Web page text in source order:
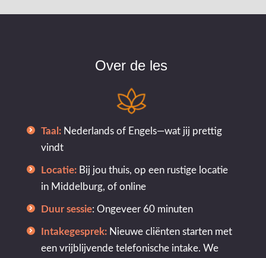
Over de les
Taal:Nederlands of Engels—wat jij prettig
vindt
Locatie:Bij jou thuis, op een rustige locatie
in Middelburg, of online
Duur sessie: Ongeveer 60 minuten
Intakegesprek:Nieuwe cliënten starten met
een vrijblijvende telefonische intake. We